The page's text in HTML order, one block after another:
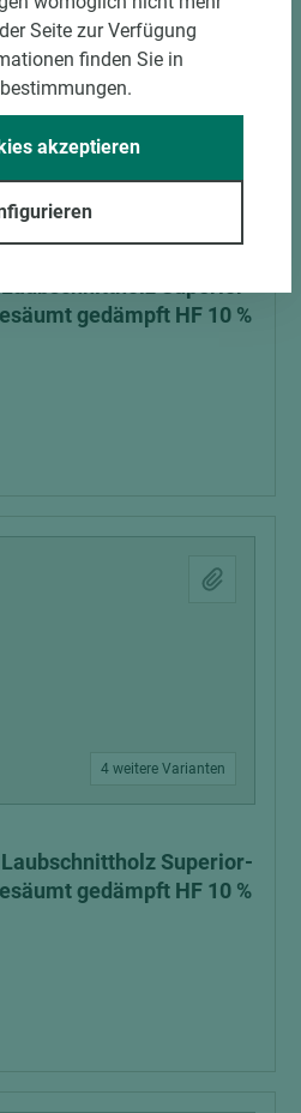
gedämpft HF 10 %
4 weitere Varianten
Superior-
gedämpft HF 10 %
Seite zur Verfügung
finden Sie in
akzeptieren